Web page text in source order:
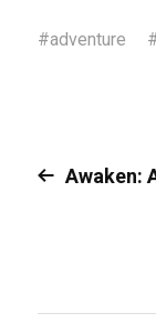
#adventure
Awaken: